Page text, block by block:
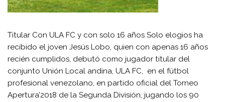
Titular Con ULA FC y con solo 16 años Solo elogios ha
recibido el joven Jesús Lobo, quien con apenas 16 años
recién cumplidos, debutó como jugador titular del
conjunto Unión Local andina, ULA FC, en el fútbol
profesional venezolano, en partido oficial del Torneo
Apertura’2018 de la Segunda División, jugando los 90